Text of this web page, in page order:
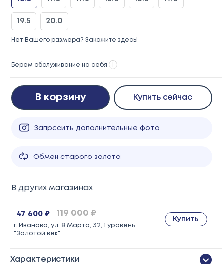
19.5 20.0
Нет Вашего размера? Закажите здесь!
Берем обслуживание на себя i
В корзину Купить сейчас
Запросить дополнительные фото
Обмен старого золота
В других магазинах
47 600 ₽ 119 000 ₽
г. Иваново, ул. 8 Марта, 32, 1 уровень
"Золотой век"
Купить
Характеристики